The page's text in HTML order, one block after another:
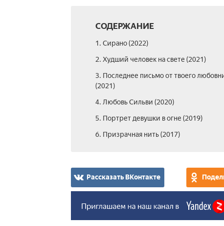
СОДЕРЖАНИЕ
1. Сирано (2022)
2. Худший человек на свете (2021)
3. Последнее письмо от твоего
(2021)
4. Любовь Сильви (2020)
5. Портрет девушки в огне (2019)
6. Призрачная нить (2017)
Рассказать ВКонтакте